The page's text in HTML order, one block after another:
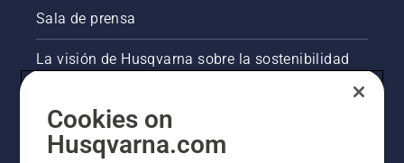
Sala de prensa
La visión de Husqvarna sobre la sostenibilidad
Otros sitios de Husqvarna
Cookies on
Husqvarna.com